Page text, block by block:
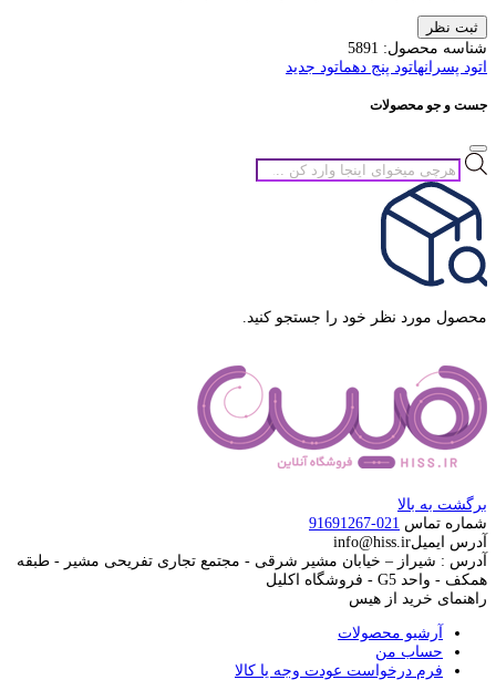
ثبت نظر
شناسه محصول: 5891
اتود پسرانهاتود پنج دهماتود جدید
جست و جو محصولات
جستجوی
محصولات
محصول مورد نظر خود را جستجو کنید.
برگشت به بالا
شماره تماس 021-91691267
آدرس ایمیلinfo@hiss.ir
آدرس : شیراز – خیابان مشیر شرقی - مجتمع تجاری تفریحی مشیر - طبقه
همکف - واحد G5 - فروشگاه اکلیل
راهنمای خرید از هیس
آرشیو محصولات
حساب من
فرم درخواست عودت وجه یا کالا